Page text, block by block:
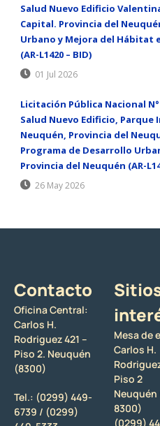
Salud Nuevo Edificio
Capital. Provincia del
Urbano y Mejora del Hábitat
(AR-L1420 – BID)
01 Jul 2026
Licitación Pública Nacional
Salud Nuevo Edificio,
Neuquén, Provincia del
Programa de Desarrollo
Provincia del Neuquén (AR-
26 May 2026
Contacto
Oficina Central:
Carlos H.
Rodriguez 421 –
Piso 2. Neuquén
(8300)
Tel.: (0299) 449-
6739 / (0299)
Mesa de
Carlos H.
Piso 2
Neuquén
8300)
(0299)